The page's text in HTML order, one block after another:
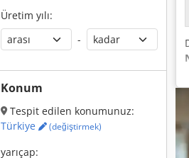
Üretim yılı:
-
Konum
Tespit edilen konumunuz:
Türkiye
(değiştirmek)
yarıçap: